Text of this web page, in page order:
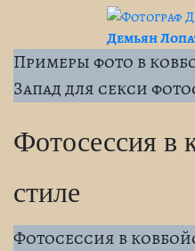
Демьян
Примеры фото в
Запад для секси
Фотосессия в
стиле
Фотосессия в